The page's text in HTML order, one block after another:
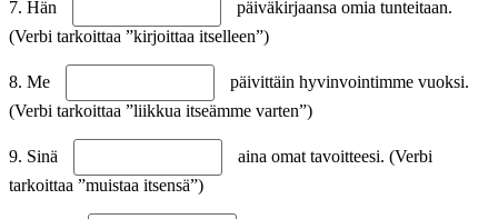
7. Hän
päiväkirjaansa omia tunteitaan.
(Verbi tarkoittaa ”kirjoittaa itselleen”)
8. Me
päivittäin hyvinvointimme vuoksi.
(Verbi tarkoittaa ”liikkua itseämme varten”)
9. Sinä
aina omat tavoitteesi. (Verbi
tarkoittaa ”muistaa itsensä”)